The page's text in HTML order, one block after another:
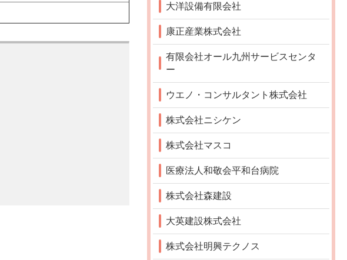
大洋設備有限会社
康正産業株式会社
有限会社オール九州サービスセンタ
ー
ウエノ・コンサルタント株式会社
株式会社ニシケン
株式会社マスコ
医療法人和敬会平和台病院
株式会社森建設
大英建設株式会社
株式会社明興テクノス